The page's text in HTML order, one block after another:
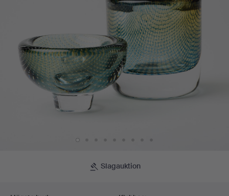
Slagauktion